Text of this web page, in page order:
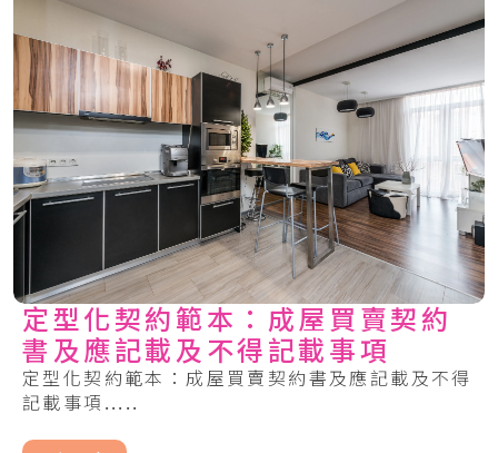
定型化契約範本：成屋買賣契約
書及應記載及不得記載事項
定型化契約範本：成屋買賣契約書及應記載及不得
記載事項.....